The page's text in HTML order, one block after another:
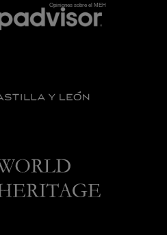
Opiniones sobre el MEH